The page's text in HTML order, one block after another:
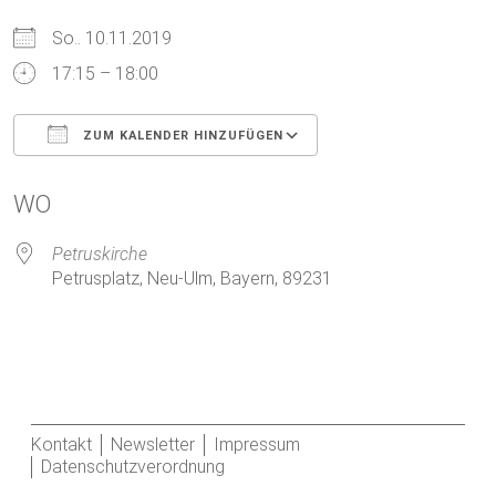
So.. 10.11.2019
17:15 – 18:00
ZUM KALENDER HINZUFÜGEN
WO
Petruskirche
Petrusplatz, Neu-Ulm, Bayern, 89231
Kontakt Newsletter
Impressum
Datenschutzverordnung